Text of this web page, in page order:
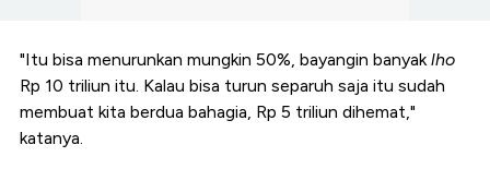
"Itu bisa menurunkan mungkin 50%, bayangin banyaklho
Rp 10 triliun itu. Kalau bisa turun separuh saja itu sudah
membuat kita berdua bahagia, Rp 5 triliun dihemat,"
katanya.